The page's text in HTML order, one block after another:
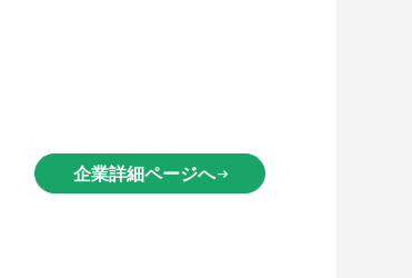
企業詳細ページへarrow_right_alt